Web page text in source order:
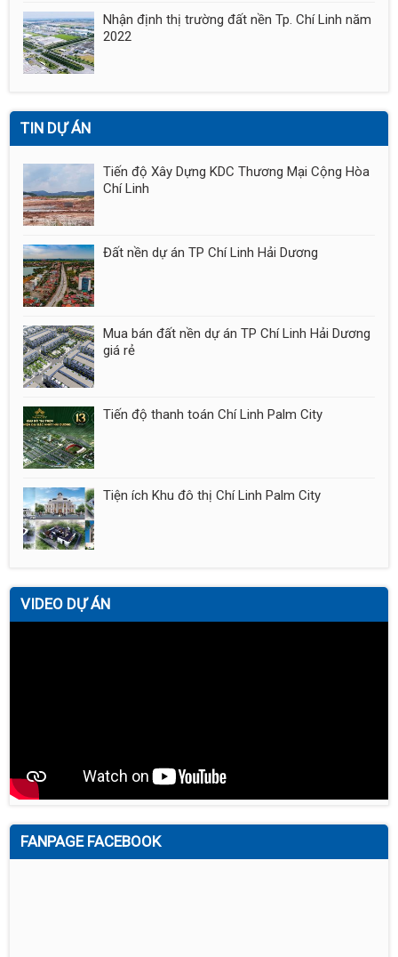
Nhận định thị trường đất nền Tp. Chí Linh năm
2022
TIN DỰ ÁN
Tiến độ Xây Dựng KDC Thương Mại Cộng Hòa
Chí Linh
Đất nền dự án TP Chí Linh Hải Dương
Mua bán đất nền dự án TP Chí Linh Hải Dương
giá rẻ
Tiến độ thanh toán Chí Linh Palm City
Tiện ích Khu đô thị Chí Linh Palm City
VIDEO DỰ ÁN
FANPAGE FACEBOOK